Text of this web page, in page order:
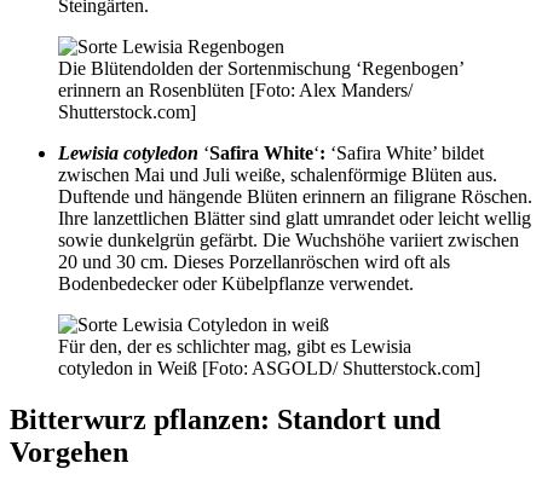
Steingärten.
Die Blütendolden der Sortenmischung ‘Regenbogen’
erinnern an Rosenblüten [Foto: Alex Manders/
Shutterstock.com]
Lewisia cotyledon ‘Safira White‘: ‘Safira White’ bildet
zwischen Mai und Juli weiße, schalenförmige Blüten aus.
Duftende und hängende Blüten erinnern an filigrane Röschen.
Ihre lanzettlichen Blätter sind glatt umrandet oder leicht wellig
sowie dunkelgrün gefärbt. Die Wuchshöhe variiert zwischen
20 und 30 cm. Dieses Porzellanröschen wird oft als
Bodenbedecker oder Kübelpflanze verwendet.
Für den, der es schlichter mag, gibt es Lewisia
cotyledon in Weiß [Foto: ASGOLD/ Shutterstock.com]
Bitterwurz pflanzen: Standort und
Vorgehen